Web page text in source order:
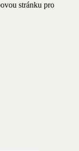
stránku pro